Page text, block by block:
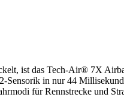
ist das Tech-Air® 7X
in nur 44
für Rennstrecke und